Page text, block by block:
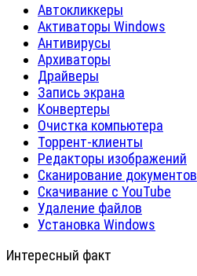
Автокликкеры
Активаторы Windows
Антивирусы
Архиваторы
Драйверы
Запись экрана
Конвертеры
Очистка компьютера
Торрент-клиенты
Редакторы изображений
Сканирование документов
Скачивание с YouTube
Удаление файлов
Установка Windows
Интересный факт